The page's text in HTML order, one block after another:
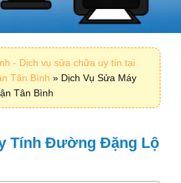
- Dịch vụ sửa chữa uy tín tại
Tân Bình » Dịch Vụ Sửa Máy
Tân Bình
Tính Đường Đặng Lộ